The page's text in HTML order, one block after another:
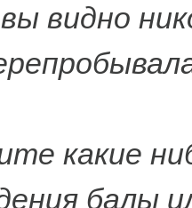
видно
какие
балы